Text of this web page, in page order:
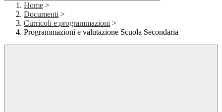
Home >
Documenti >
Curricoli e programmazioni >
Programmazioni e valutazione Scuola Secondaria